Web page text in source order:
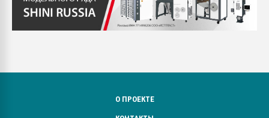
О ПРОЕКТЕ